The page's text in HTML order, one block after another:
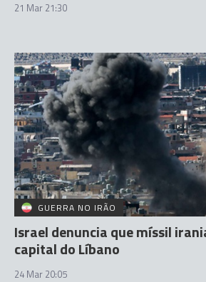
21 Mar 21:30
GUERRA NO IRÃO
Israel denuncia que míssil
capital do Líbano
24 Mar 20:05